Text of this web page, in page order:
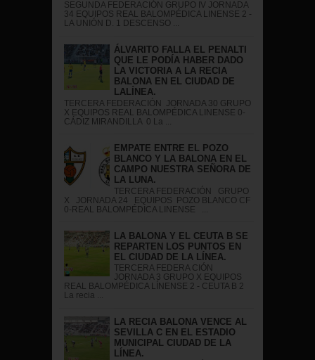
SEGUNDA FEDERACIÓN GRUPO IV JORNADA
34 EQUIPOS REAL BALOMPÉDICA LINENSE 2 -
LA UNIÓN D. 1 DESCENSO ...
ÁLVARITO FALLA EL PENALTI
QUE LE PODÍA HABER DADO
LA VICTORIA A LA RECIA
BALONA EN EL CIUDAD DE
LALÍNEA.
TERCERA FEDERACIÓN JORNADA 30 GRUPO
X EQUIPOS REAL BALOMPÉDICA LINENSE 0-
CÁDIZ MIRANDILLA 0 La ...
EMPATE ENTRE EL POZO
BLANCO Y LA BALONA EN EL
CAMPO NUESTRA SEÑORA DE
LA LUNA.
TERCERA FEDERACIÓN GRUPO
X JORNADA 24 EQUIPOS POZO BLANCO CF
0-REAL BALOMPÉDICA LINENSE ...
LA BALONA Y EL CEUTA B SE
REPARTEN LOS PUNTOS EN
EL CIUDAD DE LA LÍNEA.
TERCERA FEDERA CIÓN
JORNADA 3 GRUPO X EQUIPOS
REAL BALOMPÉDICA LÍNENSE 2 - CEUTA B 2
La recia ...
LA RECIA BALONA VENCE AL
SEVILLA C EN EL ESTADIO
MUNICIPAL CIUDAD DE LA
LÍNEA.